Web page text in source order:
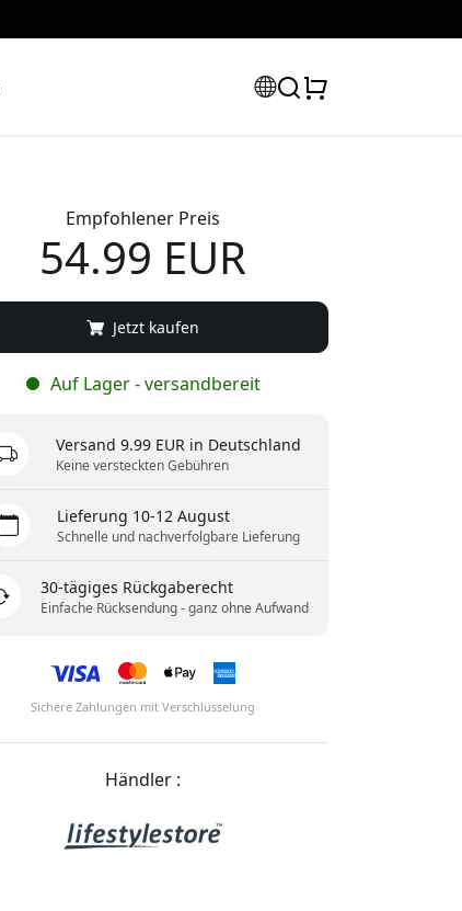
Empfohlener Preis
54.99 EUR
Jetzt kaufen
Auf Lager - versandbereit
Versand 9.99 EUR in Deutschland
Keine versteckten Gebühren
Lieferung 10-12 August
Schnelle und nachverfolgbare Lieferung
30-tägiges Rückgaberecht
Einfache Rücksendung - ganz ohne Aufwand
Sichere Zahlungen mit Verschlüsselung
Händler :